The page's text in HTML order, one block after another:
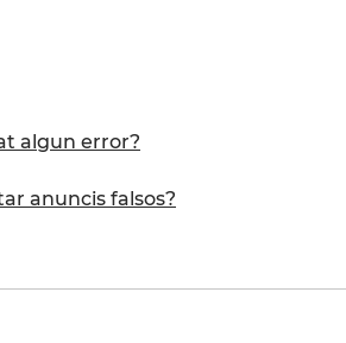
algun error?
anuncis falsos?